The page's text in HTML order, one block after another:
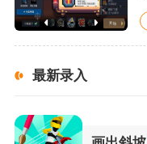
最新录入